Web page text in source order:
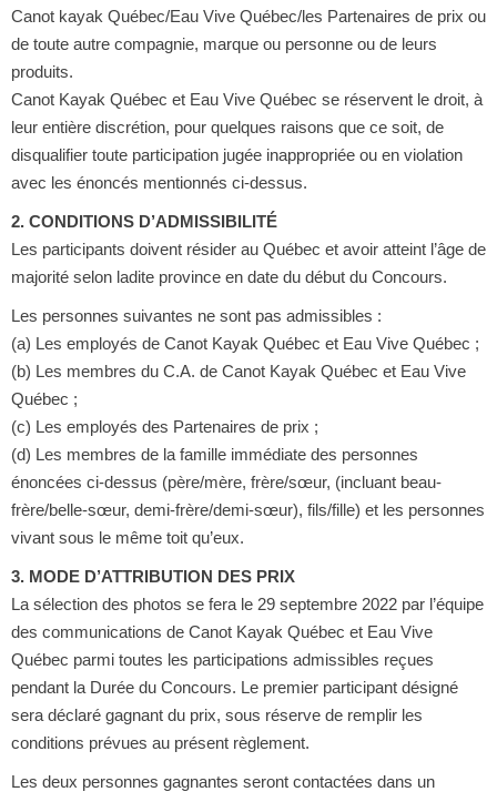
Canot kayak Québec/Eau Vive Québec/les Partenaires de prix ou
de toute autre compagnie, marque ou personne ou de leurs
produits.
Canot Kayak Québec et Eau Vive Québec se réservent le droit, à
leur entière discrétion, pour quelques raisons que ce soit, de
disqualifier toute participation jugée inappropriée ou en violation
avec les énoncés mentionnés ci-dessus.
2. CONDITIONS D’ADMISSIBILITÉ
Les participants doivent résider au Québec et avoir atteint l’âge de
majorité selon ladite province en date du début du Concours.
Les personnes suivantes ne sont pas admissibles :
(a) Les employés de Canot Kayak Québec et Eau Vive Québec ;
(b) Les membres du C.A. de Canot Kayak Québec et Eau Vive
Québec ;
(c) Les employés des Partenaires de prix ;
(d) Les membres de la famille immédiate des personnes
énoncées ci-dessus (père/mère, frère/sœur, (incluant beau-
frère/belle-sœur, demi-frère/demi-sœur), fils/fille) et les personnes
vivant sous le même toit qu’eux.
3. MODE D’ATTRIBUTION DES PRIX
La sélection des photos se fera le 29 septembre 2022 par l’équipe
des communications de Canot Kayak Québec et Eau Vive
Québec parmi toutes les participations admissibles reçues
pendant la Durée du Concours. Le premier participant désigné
sera déclaré gagnant du prix, sous réserve de remplir les
conditions prévues au présent règlement.
Les deux personnes gagnantes seront contactées dans un